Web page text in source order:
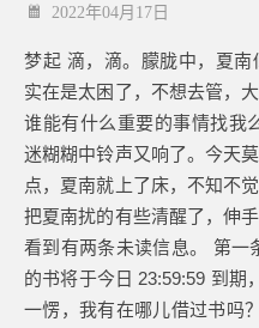
2022年04月17日
梦起 滴，滴。朦胧中，夏
实在是太困了，不想去管，
谁能有什么重要的事情找我
迷糊糊中铃声又响了。今天
点，夏南就上了床，不知不
把夏南扰的有些清醒了，伸
看到有两条未读信息。 第一
的书将于今日 23:59:59 到期
一愣，我有在哪儿借过书吗